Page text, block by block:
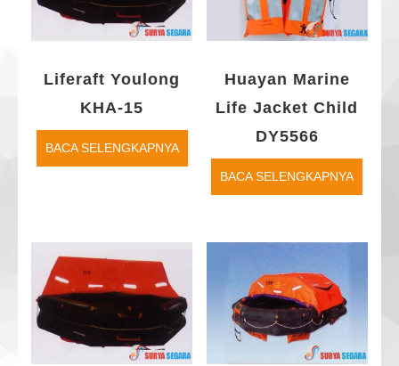
Liferaft Youlong
KHA-15
BACA SELENGKAPNYA
Huayan Marine
Life Jacket Child
DY5566
BACA SELENGKAPNYA